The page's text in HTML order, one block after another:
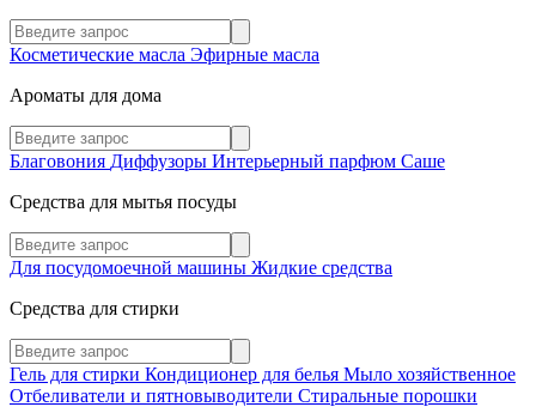
Косметические масла Эфирные масла
Ароматы для дома
Благовония Диффузоры Интерьерный парфюм Саше
Средства для мытья посуды
Для посудомоечной машины Жидкие средства
Средства для стирки
Гель для стирки Кондиционер для белья Мыло хозяйственное
Отбеливатели и пятновыводители Стиральные порошки